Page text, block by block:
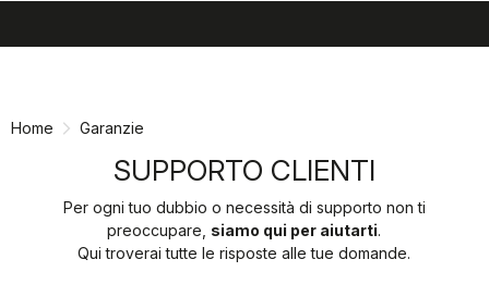
Home Garanzie
SUPPORTO CLIENTI
Per ogni tuo dubbio o necessità di supporto non ti
preoccupare, siamo qui per aiutarti.
Qui troverai tutte le risposte alle tue domande.